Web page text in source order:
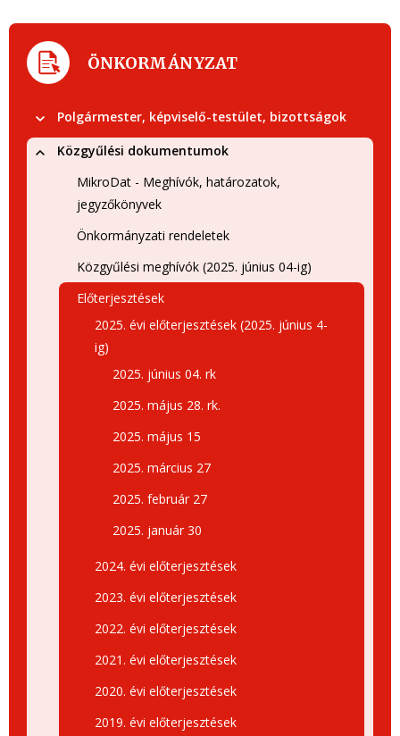
ÖNKORMÁNYZAT
Polgármester, képviselő-testület, bizottságok
Közgyűlési dokumentumok
MikroDat - Meghívók, határozatok,
jegyzőkönyvek
Önkormányzati rendeletek
Közgyűlési meghívók (2025. június 04-ig)
Előterjesztések
2025. évi előterjesztések (2025. június 4-
ig)
2025. június 04. rk
2025. május 28. rk.
2025. május 15
2025. március 27
2025. február 27
2025. január 30
2024. évi előterjesztések
2023. évi előterjesztések
2022. évi előterjesztések
2021. évi előterjesztések
2020. évi előterjesztések
2019. évi előterjesztések